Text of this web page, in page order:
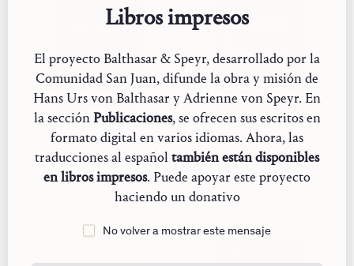
DER HEILIGE
IGNATIUS
Fragmento
Der Heilige Ignatius
Libro
Du hast Worte ewigen Lebens
Textos relacionados
Libros impresos
El proyecto Balthasar & Speyr, desarrollado por la
Comunidad San Juan, difunde la obra y misión de
Hans Urs von Balthasar y Adrienne von Speyr. En
la secciónPublicaciones, se ofrecen sus escritos en
formato digital en varios idiomas. Ahora, las
traducciones al españoltambién están disponibles
en libros impresos. Puede apoyar este proyecto
haciendo un donativo
No volver a mostrar este mensaje